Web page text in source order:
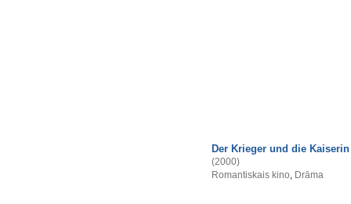
Der Krieger und die Kaiserin
(2000)
Romantiskais kino, Drāma